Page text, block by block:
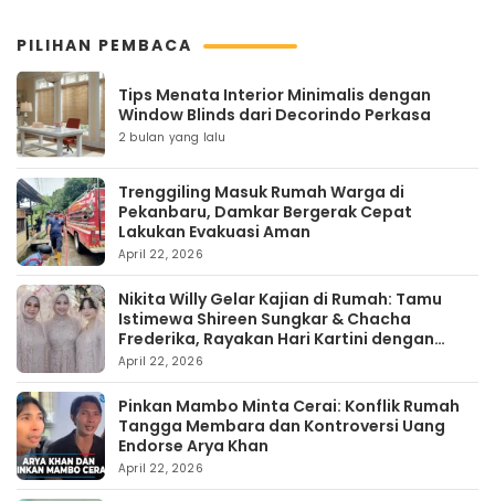
PILIHAN PEMBACA
Tips Menata Interior Minimalis dengan
Window Blinds dari Decorindo Perkasa
2 bulan yang lalu
Trenggiling Masuk Rumah Warga di
Pekanbaru, Damkar Bergerak Cepat
Lakukan Evakuasi Aman
April 22, 2026
Nikita Willy Gelar Kajian di Rumah: Tamu
Istimewa Shireen Sungkar & Chacha
Frederika, Rayakan Hari Kartini dengan
Kehangatan
April 22, 2026
Pinkan Mambo Minta Cerai: Konflik Rumah
Tangga Membara dan Kontroversi Uang
Endorse Arya Khan
April 22, 2026